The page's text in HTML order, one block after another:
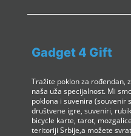
Gadget 4 Gift
Tražite poklon za rođendan,
naša uža specijalnost. Mi
poklona i suvenira (souvenir
društvene igre, suveniri,
bicycle karte, tarot,
teritoriji Srbije,a možete